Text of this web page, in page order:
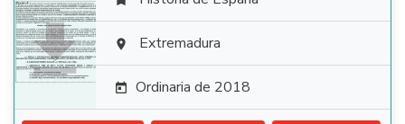
  Extremadura
 Ordinaria de 2018